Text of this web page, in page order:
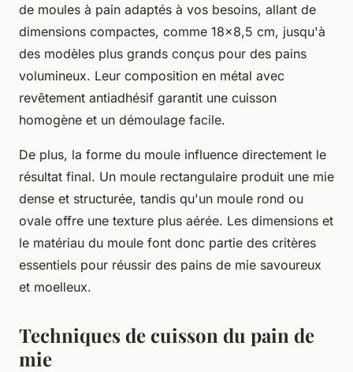
de moules à pain adaptés à vos besoins, allant de
dimensions compactes, comme 18x8,5 cm, jusqu'à
des modèles plus grands conçus pour des pains
volumineux. Leur composition en métal avec
revêtement antiadhésif garantit une cuisson
homogène et un démoulage facile.
De plus, la forme du moule influence directement le
résultat final. Un moule rectangulaire produit une mie
dense et structurée, tandis qu'un moule rond ou
ovale offre une texture plus aérée. Les dimensions et
le matériau du moule font donc partie des critères
essentiels pour réussir des pains de mie savoureux
et moelleux.
Techniques de cuisson du pain de
mie